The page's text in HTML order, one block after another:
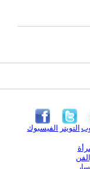
الفيسبوك التويتر